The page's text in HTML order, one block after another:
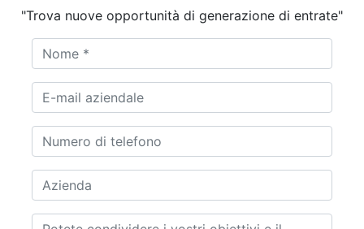
"Trova nuove opportunità di generazione di entrate"